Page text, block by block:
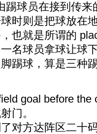
踢球员在接到传
时则是把球放在
也就是所谓的
名球员拿球让球
踢球，算是三种
goal before the
门。
对方达阵区二十